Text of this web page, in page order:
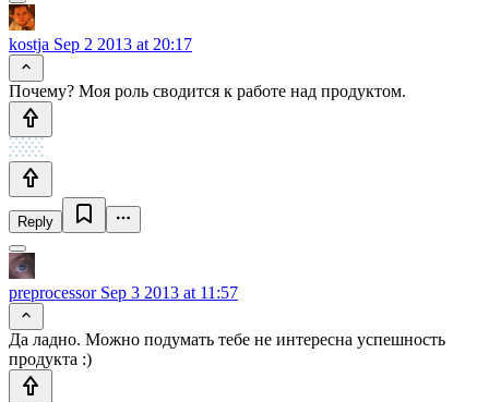
kostja Sep 2 2013 at 20:17
Почему? Моя роль сводится к работе над продуктом.
Reply
preprocessorSep 3 2013 at 11:57
Да ладно. Можно подумать тебе не интересна успешность
продукта :)